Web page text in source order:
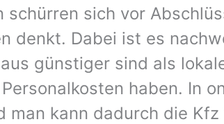
schürren sich vor
denkt. Dabei ist es
günstiger sind als
haben. In
man kann dadurch die